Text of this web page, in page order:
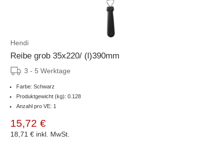
Hendi
Reibe grob 35x220/ (l)390mm
3 - 5 Werktage
Farbe: Schwarz
Produktgewicht (kg): 0.128
Anzahl pro VE: 1
15,72 €
18,71 € inkl. MwSt.